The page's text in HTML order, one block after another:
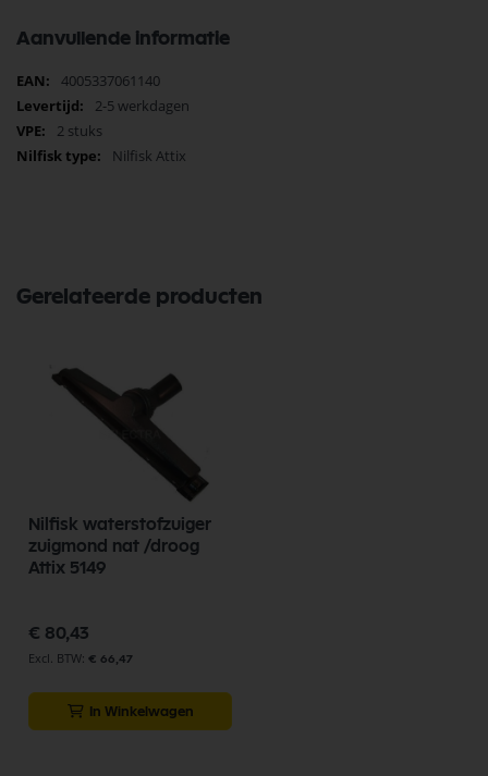
Aanvullende informatie
Meer
informatie
4005337061140
2-5 werkdagen
2 stuks
Nilfisk Attix
Gerelateerde producten
Nilfisk waterstofzuiger
zuigmond nat /droog
Attix 5149
€ 80,43
€ 66,47
In Winkelwagen